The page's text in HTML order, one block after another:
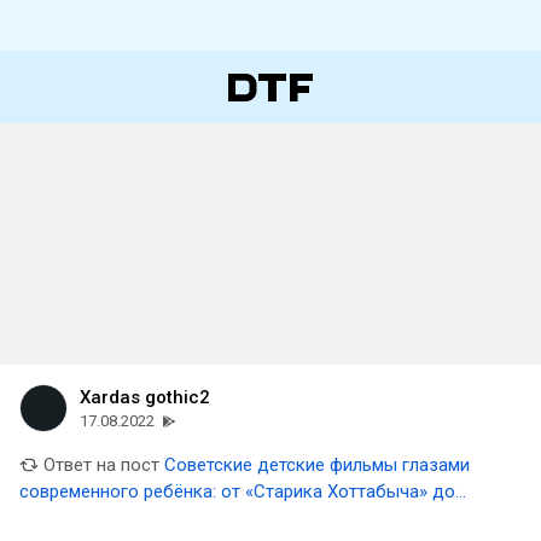
Xardas gothic2
17.08.2022
Ответ на пост Советские детские фильмы глазами
современного ребёнка: от «Старика Хоттабыча» до